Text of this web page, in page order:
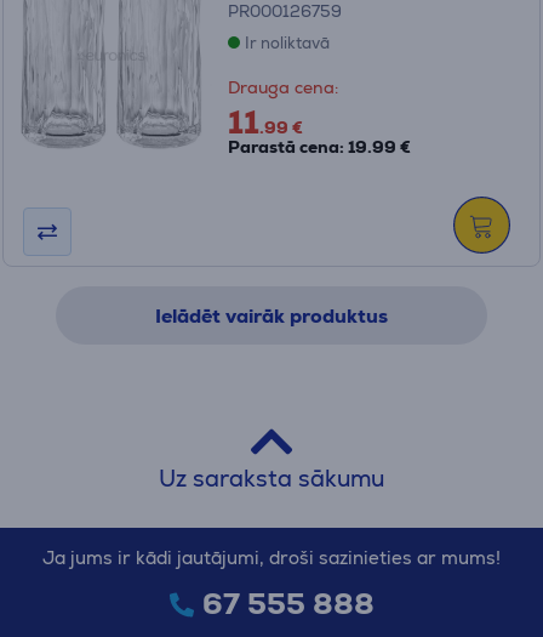
PR000126759
Ir noliktavā
Drauga cena:
11.99 €
Parastā cena: 19.99 €
Ielādēt vairāk produktus
Uz saraksta sākumu
Ja jums ir kādi jautājumi, droši sazinieties ar mums!
67 555 888